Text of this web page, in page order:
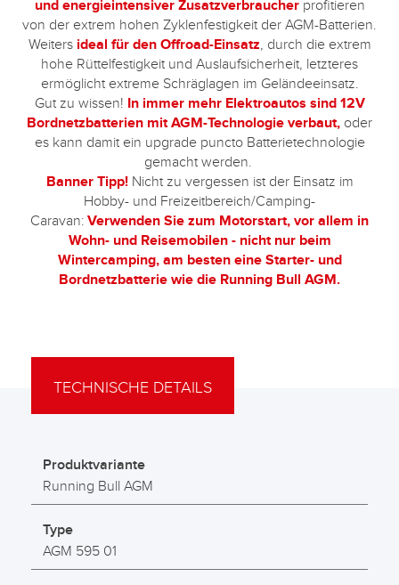
und energieintensiver Zusatzverbraucherprofitieren
von der extrem hohen Zyklenfestigkeit der AGM-Batterien.
Weiters ideal für den Offroad-Einsatz, durch die extrem
hohe Rüttelfestigkeit und Auslaufsicherheit, letzteres
ermöglicht extreme Schräglagen im Geländeeinsatz.
Gut zu wissen! In immer mehr Elektroautos sind 12V
Bordnetzbatterien mit AGM-Technologie verbaut, oder
es kann damit ein upgrade puncto Batterietechnologie
gemacht werden.
Banner Tipp! Nicht zu vergessen ist der Einsatz im
Hobby- und Freizeitbereich/Camping-
Caravan: Verwenden Sie zum Motorstart, vor allem in
Wohn- und Reisemobilen - nicht nur beim
Wintercamping, am besten eine Starter- und
Bordnetzbatterie wie die Running Bull AGM.
TECHNISCHE DETAILS
Produktvariante
Running Bull AGM
Type
AGM 595 01